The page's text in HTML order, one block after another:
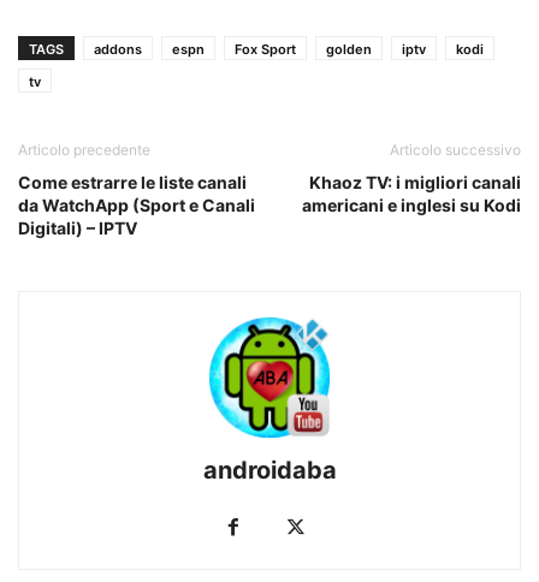
TAGS addons espn Fox Sport golden iptv
kodi
tv
Articolo precedente
Come estrarre le liste canali
da WatchApp (Sport e Canali
Digitali) – IPTV
Articolo successivo
Khaoz TV: i migliori canali
americani e inglesi su Kodi
androidaba